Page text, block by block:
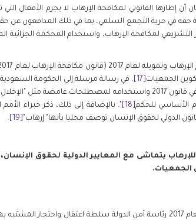
إطارها القانوني لمكافحة الإرهاب لا يجرم الأفعال التي
في حرية التجمع السلمي، بما في ذلك المدافعون عن
لمكافحة الإرهاب، واستخدام المحكمة
مكافحة الإرهاب لعام 2017)
الجمعيات [17]
للأمم المتحدة عن قلقهم إزاء التعريف الفضفاض للإرهاب في قانون 2017
الأساسي للحكم[18]
". بالإضافة إلى ذلك، ذكر خبراء
الدولي لحقوق الإنسان توصف محليا بأنها" إرهاب" [19]
.
يتماشى مع المعايير الدولية لحقوق
الجمعيات.
وفقا لإطار مكافحة الإرهاب، يمنح قانون مكافحة الإرهاب لعام 2017 رئاسة أمن